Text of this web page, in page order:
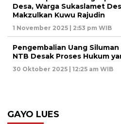
Desa, Warga Sukaslamet
Makzulkan Kuwu Rajudin
1 November 2025 | 2:53 pm WIB
Pengembalian Uang
NTB Desak Proses Hukum
30 Oktober 2025 | 12:25 am WIB
GAYO LUES